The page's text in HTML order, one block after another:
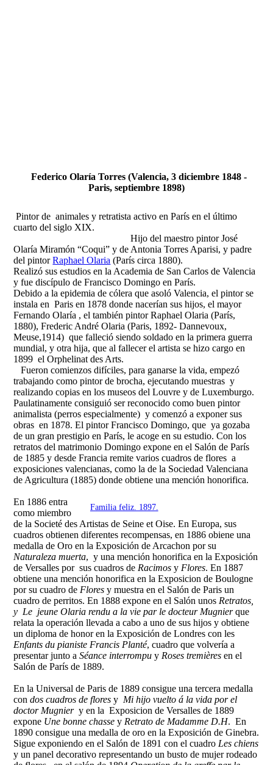
Federico Olaría Torres (Valencia, 3 diciembre 1848 -
Paris, septiembre 1898)
Pintor de animales y retratista activo en París en el último
cuarto del siglo XIX.
Hijo del maestro pintor José
Olaría Miramón “Coqui” y de Antonia Torres Aparisi, y padre
del pintorRaphael Olaria (París circa 1880).
Realizó sus estudios en la Academia de San Carlos de Valencia
y fue discípulo de Francisco Domingo en París.
Debido a la epidemia de cólera que asoló Valencia, el pintor se
instala en Paris en 1878 donde nacerían sus hijos, el mayor
Fernando Olaría , el también pintor Raphael Olaria (París,
1880), Frederic André Olaria (Paris, 1892- Dannevoux,
Meuse,1914) que falleció siendo soldado en la primera guerra
mundial, y otra hija, que al fallecer el artista se hizo cargo en
1899 el Orphelinat des Arts.
Fueron comienzos difíciles, para ganarse la vida, empezó
trabajando como pintor de brocha, ejecutando muestras y
realizando copias en los museos del Louvre y de Luxemburgo.
Paulatinamente consiguió ser reconocido como buen pintor
animalista (perros especialmente) y comenzó a exponer sus
obras en 1878. El pintor Francisco Domingo, que ya gozaba
de un gran prestigio en París, le acoge en su estudio. Con los
retratos del matrimonio Domingo expone en el Salón de París
de 1885 y desde Francia remite varios cuadros de flores a
exposiciones valencianas, como la de la Sociedad Valenciana
de Agricultura (1885) donde obtiene una mención honorifica.
Familia feliz. 1897.
En 1886 entra
como miembro
de la Societé des Artistas de Seine et Oise. En Europa, sus
cuadros obtienen diferentes recompensas, en 1886 obiene una
medalla de Oro en la Exposición de Arcachon por su
Naturaleza muerta, y una mención honorifica en la Exposición
de Versalles por sus cuadros de Racimos y Flores. En 1887
obtiene una mención honorifica en la Exposicion de Boulogne
por su cuadro de Floresy muestra en el Salón de Paris un
cuadro de perritos. En 1888 expone en el Salón unos Retratos,
y Le jeune Olaria rendu a la vie par le docteur Mugnierque
relata la operación llevada a cabo a uno de sus hijos y obtiene
un diploma de honor en la Exposición de Londres con les
Enfants du pianiste Francis Planté, cuadro que volvería a
presentar junto aSéance interrompu y Roses tremières en el
Salón de París de 1889.
En la Universal de Paris de 1889 consigue una tercera medalla
condos cuadros de flores y Mi hijo vuelto á la vida por el
doctor Mugniery en la Exposicion de Versalles de 1889
expone Une bonne chasse y Retrato de Madamme D.H. En
1890 consigue una medalla de oro en la Exposición de Ginebra.
Sigue exponiendo en el Salón de 1891 con el cuadro Les chiens
y un panel decorativo representando un busto de mujer rodeado